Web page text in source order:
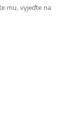
mu, vyjeďte na